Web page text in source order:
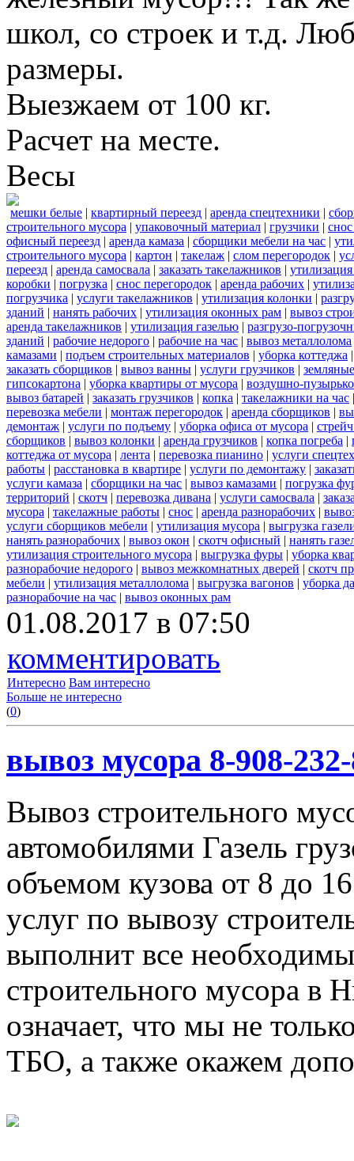
школ, со строек и т.д.
размеры.
Выезжаем от 100 кг.
Расчет на месте.
Весы
мешки белые | квартирный переезд | аренда спецтехники |
строительного мусора | упаковочный материал | грузчики |
офисный переезд | аренда камаза | сборщики мебели на час |
строительного мусора | картон | такелаж | слом перегородок |
переезд | аренда самосвала | заказать такелажников |
коробки | погрузка | снос перегородок | аренда рабочих |
погрузчика | услуги такелажников | утилизация колонки |
зданий | нанять рабочих | утилизация оконных рам | вывоз
аренда такелажников | утилизация газелью | разгрузо-
зданий | рабочие недорого | рабочие на час | вывоз металлолома
камазами | подъем строительных материалов | уборка коттеджа
заказать сборщиков | вывоз ванны | услуги грузчиков |
гипсокартона | уборка квартиры от мусора | воздушно-
вывоз батарей | заказать грузчиков | копка | такелажники на час
перевозка мебели | монтаж перегородок | аренда сборщиков |
демонтаж | услуги по подъему | уборка офиса от мусора |
сборщиков | вывоз колонки | аренда грузчиков | копка погреба |
коттеджа от мусора | лента | перевозка пианино | услуги
работы | расстановка в квартире | услуги по демонтажу |
услуги камаза | сборщики на час | вывоз камазами | погрузка
территорий | скотч | перевозка дивана | услуги самосвала |
мусора | такелажные работы | снос | аренда разнорабочих |
услуги сборщиков мебели | утилизация мусора | выгрузка
нанять разнорабочих | вывоз окон | скотч офисный | нанять
утилизация строительного мусора | выгрузка фуры | уборка
разнорабочие недорого | вывоз межкомнатных дверей | скотч
мебели | утилизация металлолома | выгрузка вагонов | уборка
разнорабочие на час | вывоз оконных рам
01.08.2017 в 07:50
комментировать
Интересно Вам интересно
Больше не интересно
(0)
вывоз мусора 8-908-
Вывоз строительного
автомобилями Газель
объемом кузова от 8 до
услуг по вывозу
выполнит все
строительного мусора в
означает, что мы не
ТБО, а также окажем